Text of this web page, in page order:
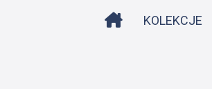
STRONAKOLEKCJE